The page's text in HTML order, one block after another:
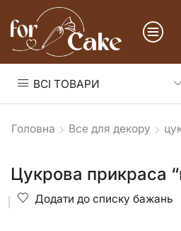
ВСІ ТОВАРИ
Головна Все для декору
Цукрова прикраса
Додати до списку бажань